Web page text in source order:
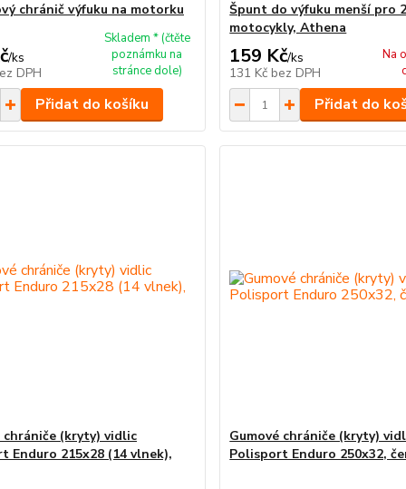
chránič výfuku na motorku
/ks
DPH
Skladem * (čtěte
poznámku na
stránce dole)
Přidat do košíku
Špunt do výfuku menší pro
motocykly, Athena
159 Kč/ks
131 Kč bez DPH
Na
Přidat do
chrániče (kryty) vidlic
Enduro 215x28 (14 vlnek),
Gumové chrániče (kryty)
Polisport Enduro 250x32,